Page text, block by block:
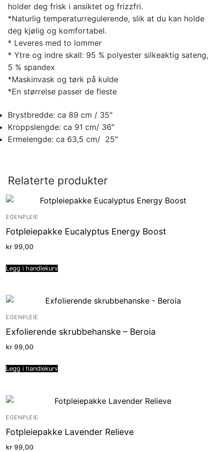
holder deg frisk i ansiktet og frizzfri.
*Naturlig temperaturregulerende, slik at du kan holde
deg kjølig og komfortabel.
* Leveres med to lommer
* Ytre og indre skall: 95 % polyester silkeaktig sateng,
5 % spandex
*Maskinvask og tørk på kulde
*En størrelse passer de fleste
Brystbredde: ca 89 cm / 35″
Kroppslengde: ca 91 cm/ 36″
Ermelengde: ca 63,5 cm/ 25″
Relaterte produkter
EGENPLEIE
Fotpleiepakke Eucalyptus Energy Boost
kr 99,00
Legg i handlekurv
EGENPLEIE
Exfolierende skrubbehanske – Beroia
kr 99,00
Legg i handlekurv
EGENPLEIE
Fotpleiepakke Lavender Relieve
kr 99,00